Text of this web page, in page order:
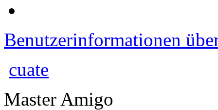
Benutzerinformationen
cuate
Master Amigo